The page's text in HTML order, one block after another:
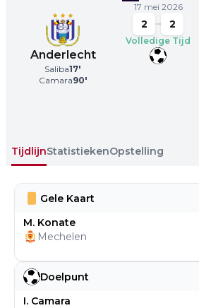
17 mei 2026
Anderlecht
Saliba17'
Camara90'
2 2
Volledige Tijd
TijdlijnStatistiekenOpstelling
Doelpunt
I. Camara
Gele Kaart
M. Konate
Mechelen